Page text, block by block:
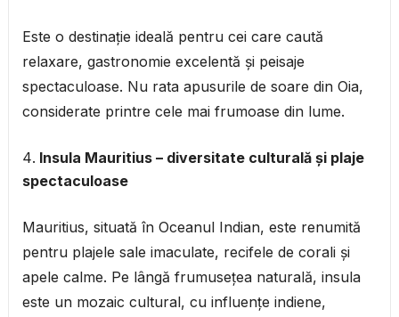
Este o destinație ideală pentru cei care caută
relaxare, gastronomie excelentă și peisaje
spectaculoase. Nu rata apusurile de soare din Oia,
considerate printre cele mai frumoase din lume.
Insula Mauritius – diversitate culturală și plaje
spectaculoase
Mauritius, situată în Oceanul Indian, este renumită
pentru plajele sale imaculate, recifele de corali și
apele calme. Pe lângă frumusețea naturală, insula
este un mozaic cultural, cu influențe indiene,